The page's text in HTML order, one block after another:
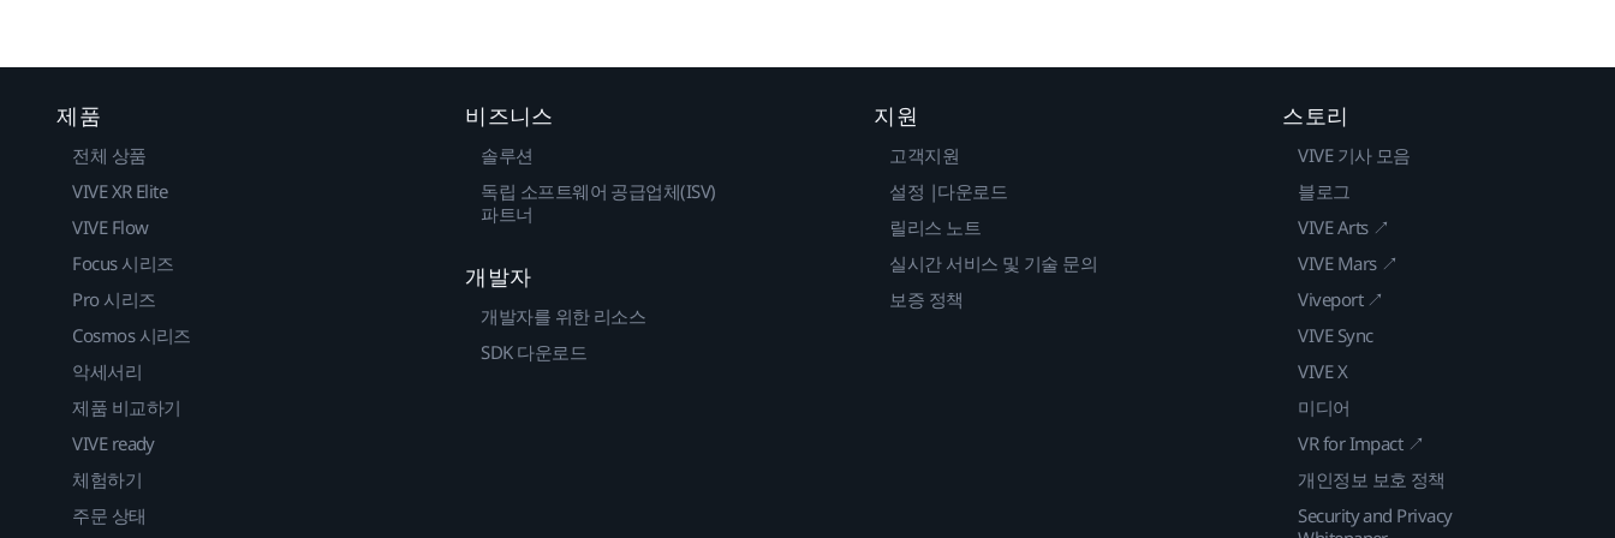
제품
전체 상품
VIVE XR Elite
VIVE Flow
Focus 시리즈
Pro 시리즈
Cosmos 시리즈
악세서리
제품 비교하기
VIVE ready
체험하기
주문 상태
비즈니스
솔루션
독립 소프트웨어 공급업체(ISV)
파트너
개발자
개발자를 위한 리소스
SDK 다운로드
지원
고객지원
설정 |다운로드
릴리스 노트
실시간 서비스 및 기술 문의
보증 정책
스토리
VIVE 기사 모음
블로그
VIVE Arts ↗
VIVE Mars ↗
Viveport ↗
VIVE Sync
VIVE X
미디어
VR for Impact ↗
개인정보 보호 정책
Security and Privacy